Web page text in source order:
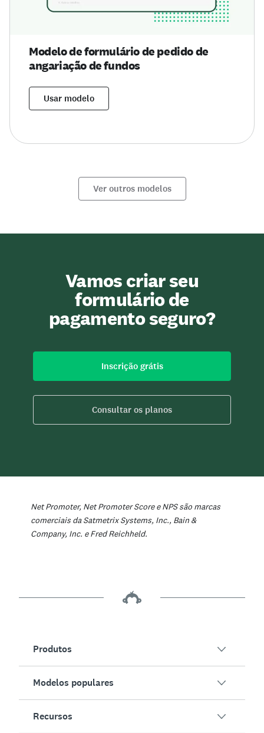
Modelo de formulário de pedido de
angariação de fundos
Usar modelo
Ver outros modelos
Vamos criar seu
formulário de
pagamento seguro?
Inscrição grátis
Consultar os planos
Net Promoter, Net Promoter Score e NPS são marcas
comerciais da Satmetrix Systems, Inc., Bain &
Company, Inc. e Fred Reichheld.
Produtos
Soluções da SurveyMonkey
Questionários
Modelos populares
Recursos